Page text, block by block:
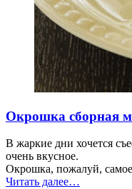
Окрошка сборная
В жаркие дни хочется
очень вкусное.
Окрошка, пожалуй,
Читать далее“Окрошка
…